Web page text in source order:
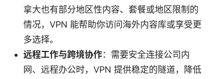
拿大也有部分地区性内容、套餐或地区限制的
情况，VPN 能帮助你访问海外内容库或享受更
多选择。
远程工作与跨境协作：需要安全连接公司内
网、远程办公时，VPN 提供稳定的隧道，降低